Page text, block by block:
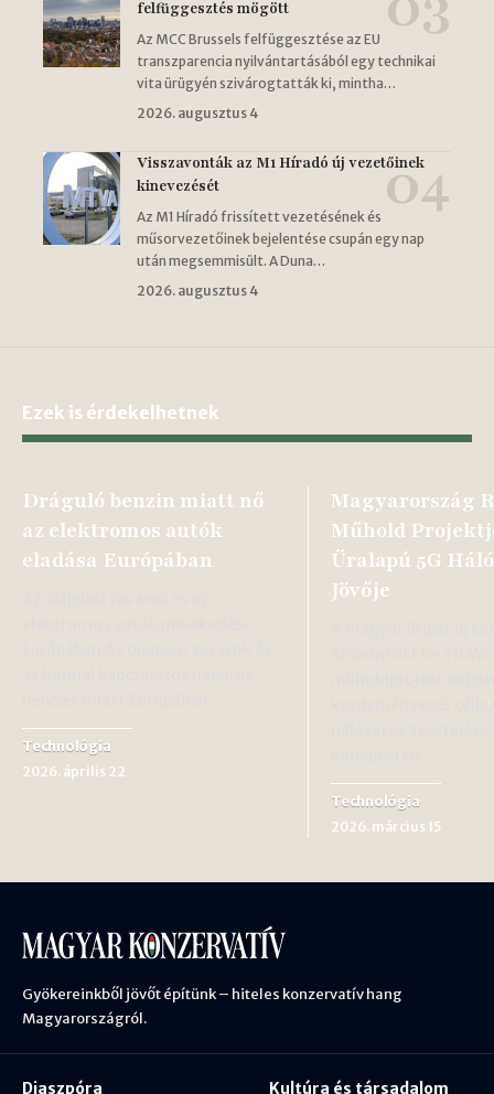
felfüggesztés mögött
Az MCC Brussels felfüggesztése az EU
transzparencia nyilvántartásából egy technikai
vita ürügyén szivárogtatták ki, mintha…
2026. augusztus 4
Visszavonták az M1 Híradó új vezetőinek
kinevezését
Az M1 Híradó frissített vezetésének és
műsorvezetőinek bejelentése csupán egy nap
után megsemmisült. A Duna…
2026. augusztus 4
Ezek is érdekelhetnek
Dráguló benzin miatt nő
az elektromos autók
eladása Európában
Technológia
2026. április 22
Magyarország
Műhold
Űralapú 5G
Jövője
Technológia
2026. március 15
Gyökereinkből jövőt építünk – hiteles konzervatív hang
Magyarországról.
Diaszpóra Kultúra és társadalom